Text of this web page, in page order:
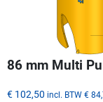
86 mm Multi
€ 102,50 incl. BTW €